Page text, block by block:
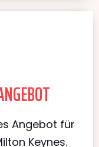
Angebot für
Keynes.